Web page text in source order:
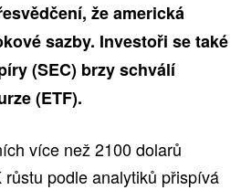
že americká
sazby. Investoři se také
(SEC) brzy schválí
(ETF).
více než 2100 dolarů
podle analytiků přispívá